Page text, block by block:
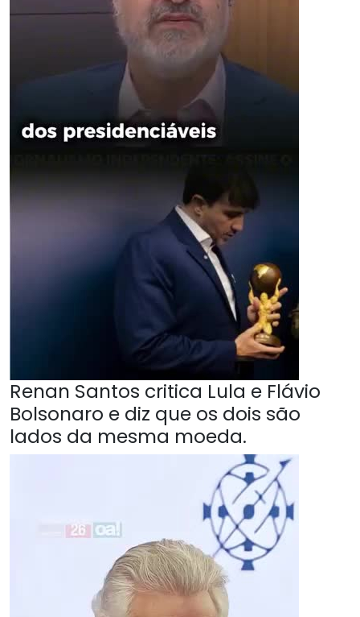
Renan Santos critica Lula e Flávio
Bolsonaro e diz que os dois são
lados da mesma moeda.